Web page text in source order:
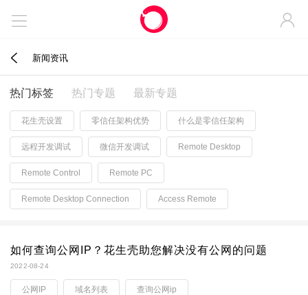
 
 新闻资讯
热门标签 热门专题 最新专题
花生壳设置 零信任架构优势 什么是零信任架构
远程开发调试 微信开发调试 Remote Desktop
Remote Control Remote PC
Remote Desktop Connection Access Remote
如何查询公网IP？花生壳助您解决没有公网的问题
2022-08-24
公网IP 域名列表 查询公网ip